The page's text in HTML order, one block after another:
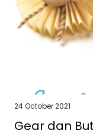
24 October 2021
Gear dan